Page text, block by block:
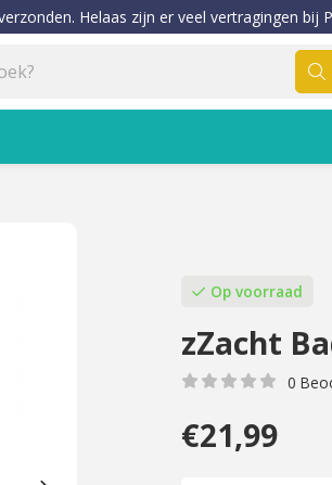
Helaas zijn er veel vertragingen bij
Op voorraad
zZacht
0
€21,99